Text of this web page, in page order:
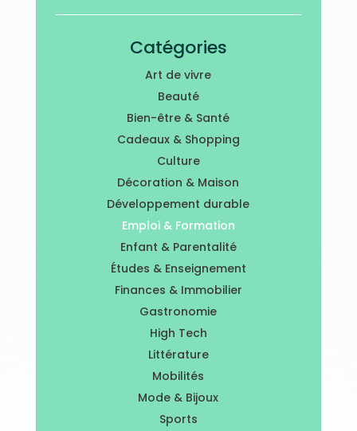
Catégories
Art de vivre
Beauté
Bien-être & Santé
Cadeaux & Shopping
Culture
Décoration & Maison
Développement durable
Emploi & Formation
Enfant & Parentalité
Études & Enseignement
Finances & Immobilier
Gastronomie
High Tech
Littérature
Mobilités
Mode & Bijoux
Sports